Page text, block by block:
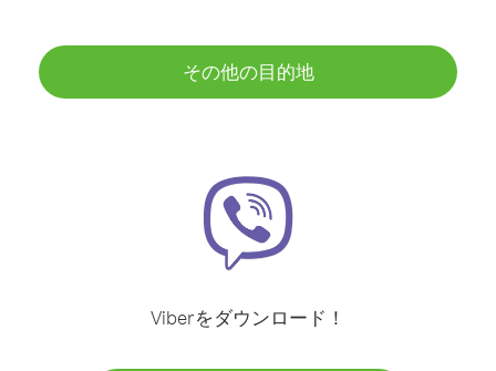
その他の目的地
Viberをダウンロード！